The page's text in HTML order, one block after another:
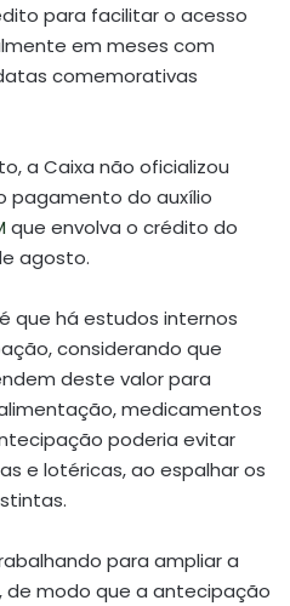
para facilitar o acesso
em meses com
comemorativas
a Caixa não oficializou
pagamento do auxílio
que envolva o crédito do
agosto.
que há estudos internos
considerando que
deste valor para
medicamentos
poderia evitar
e lotéricas, ao espalhar os
para ampliar a
de modo que a antecipação